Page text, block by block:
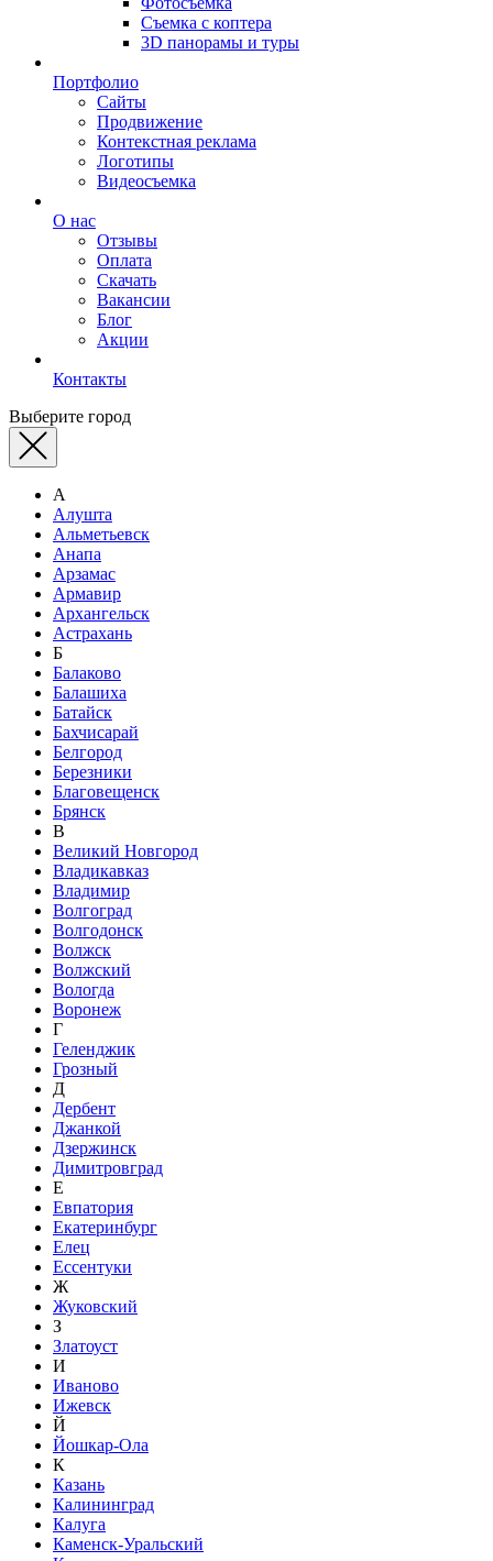
Съемка с коптера
3D панорамы и туры
Портфолио
Сайты
Продвижение
Контекстная реклама
Логотипы
Видеосъемка
О нас
Отзывы
Оплата
Скачать
Вакансии
Блог
Акции
Контакты
Выберите город
А
Алушта
Альметьевск
Анапа
Арзамас
Армавир
Архангельск
Астрахань
Б
Балаково
Балашиха
Батайск
Бахчисарай
Белгород
Березники
Благовещенск
Брянск
В
Великий Новгород
Владикавказ
Владимир
Волгоград
Волгодонск
Волжск
Волжский
Вологда
Воронеж
Г
Геленджик
Грозный
Д
Дербент
Джанкой
Дзержинск
Димитровград
Е
Евпатория
Екатеринбург
Елец
Ессентуки
Ж
Жуковский
З
Златоуст
И
Иваново
Ижевск
Й
Йошкар-Ола
К
Казань
Калининград
Калуга
Каменск-Уральский